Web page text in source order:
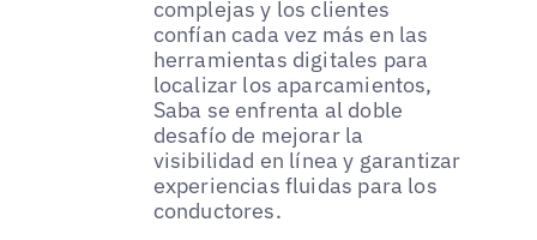
complejas y los clientes
confían cada vez más en las
herramientas digitales para
localizar los aparcamientos,
Saba se enfrenta al doble
desafío de mejorar la
visibilidad en línea y garantizar
experiencias fluidas para los
conductores.